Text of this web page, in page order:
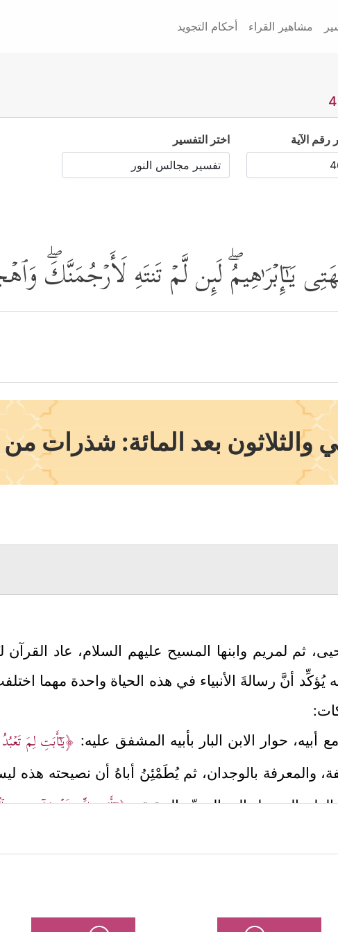
مشاهير القراء أحكام التجويد
رقم الآية اختر التفسير
یَـٰۤإِبۡرَ ٰ⁠هِیمُۖ لَىِٕن لَّمۡ تَنتَهِ لَأَرۡجُمَنَّكَۖ
والثلاثون بعد المائة: شذرات من
ثم لمريم وابنها المسيح عليهم السلام، عاد القرآن
يُؤكِّد أنَّ رسالةَ الأنبياء في هذه الحياة واحدة مهما
مع أبيه، حوار الابن البار بأبيه المشفق عليه: ﴿یَـٰۤأَبَتِ لِمَ
والمعرفة بالوجدان، ثم يُطَمْئِنُ أباهُ أن نصيحته هذه
العلم الموصِل إلى الحقِّ والحقيقة﴿یَـٰۤأَبَتِ إِنِّی قَدۡ جَاۤءَنِی مِنَ
مختلفة وأساليب متنوعة مرَّات ومرَّات، والله